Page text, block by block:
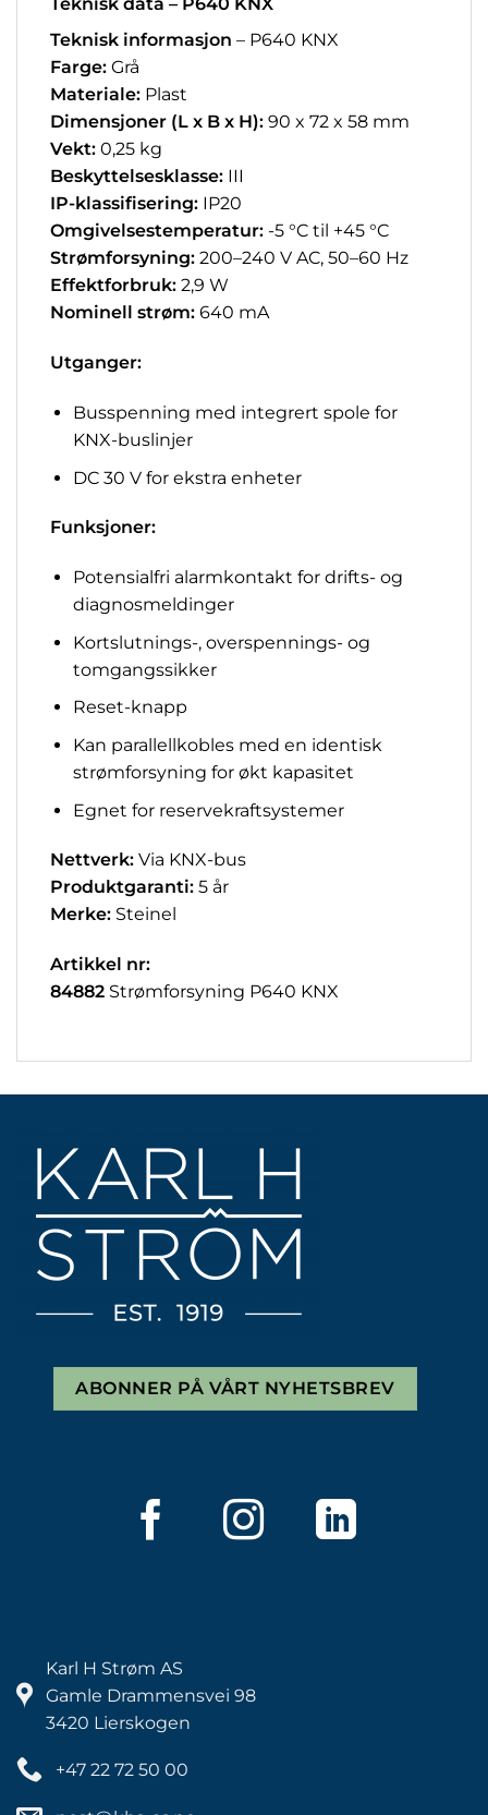
Teknisk data – P640 KNX
Teknisk informasjon – P640 KNX
Farge: Grå
Materiale: Plast
Dimensjoner (L x B x H): 90 x 72 x 58 mm
Vekt: 0,25 kg
Beskyttelsesklasse: III
IP-klassifisering: IP20
Omgivelsestemperatur: -5 °C til +45 °C
Strømforsyning: 200–240 V AC, 50–60 Hz
Effektforbruk: 2,9 W
Nominell strøm: 640 mA
Utganger:
Busspenning med integrert spole for
KNX-buslinjer
DC 30 V for ekstra enheter
Funksjoner:
Potensialfri alarmkontakt for drifts- og
diagnosmeldinger
Kortslutnings-, overspennings- og
tomgangssikker
Reset-knapp
Kan parallellkobles med en identisk
strømforsyning for økt kapasitet
Egnet for reservekraftsystemer
Nettverk: Via KNX-bus
Produktgaranti: 5 år
Merke: Steinel
Artikkel nr:
84882 Strømforsyning P640 KNX
ABONNER PÅ VÅRT NYHETSBREV
Karl H Strøm AS
Gamle Drammensvei 98
3420 Lierskogen
+47 22 72 50 00